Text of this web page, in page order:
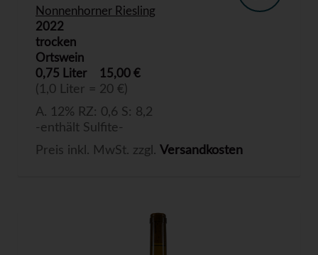
Nonnenhorner Riesling
2022
trocken
Ortswein
0,75 Liter
15,00 €
(1,0 Liter = 20 €)
A. 12% RZ: 0,6 S: 8,2
-enthält Sulfite-
Preis inkl. MwSt. zzgl. Versandkosten